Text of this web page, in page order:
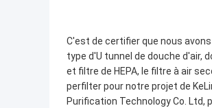
C'est de certifier que nous
type d'U tunnel de douche d'air,
et filtre de HEPA, le filtre à air
perfilter pour notre projet de
Purification Technology Co. Ltd,